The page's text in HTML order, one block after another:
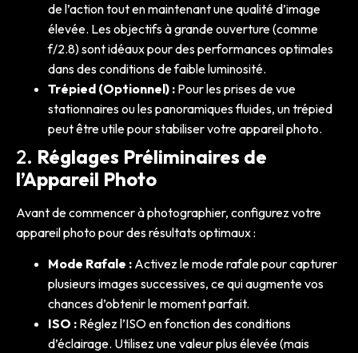
de l’action tout en maintenant une qualité d’image
élevée. Les objectifs à grande ouverture (comme
f/2.8) sont idéaux pour des performances optimales
dans des conditions de faible luminosité.
Trépied (Optionnel) : Pour les prises de vue
stationnaires ou les panoramiques fluides, un trépied
peut être utile pour stabiliser votre appareil photo.
2. Réglages Préliminaires de
l’Appareil Photo
Avant de commencer à photographier, configurez votre
appareil photo pour des résultats optimaux :
Mode Rafale : Activez le mode rafale pour capturer
plusieurs images successives, ce qui augmente vos
chances d’obtenir le moment parfait.
ISO : Réglez l’ISO en fonction des conditions
d’éclairage. Utilisez une valeur plus élevée (mais